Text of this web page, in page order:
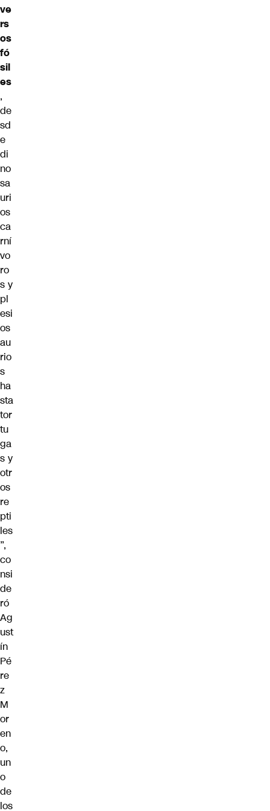
ve
rs
os
fó
sil
es
,
de
sd
e
di
no
sa
uri
os
ca
rní
vo
ro
s y
pl
esi
os
au
rio
s
ha
sta
tor
tu
ga
s y
otr
os
re
pti
les
”,
co
nsi
de
ró
Ag
ust
ín
Pé
re
z
M
or
en
o,
un
o
de
los